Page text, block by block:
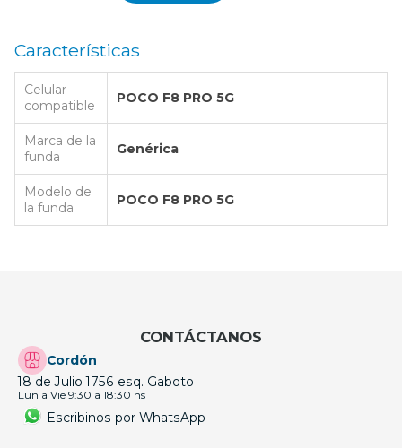
Características
Celular
compatible
POCO F8 PRO 5G
Marca de la
funda
Genérica
Modelo de
la funda
POCO F8 PRO 5G
CONTÁCTANOS
Cordón
18 de Julio 1756 esq. Gaboto
Lun a Vie 9:30 a 18:30 hs
Escribinos por WhatsApp